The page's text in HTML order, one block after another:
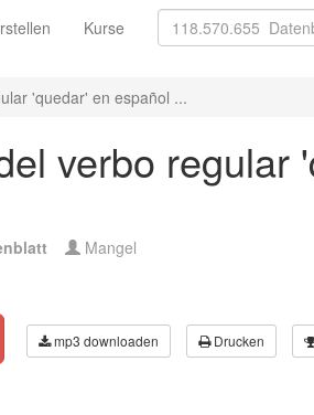
Kurse
'quedar' en español ...
verbo regular
Mangel
mp3 downloaden Drucken